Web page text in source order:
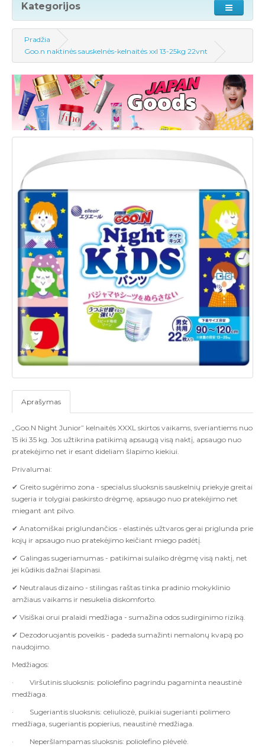
Kategorijos
Pradžia
Goo.n naktinės sauskelnės-kelnaitės xxl 13-25kg 22vnt
Aprašymas
„Goo.N Night Junior” kelnaitės XXXL skirtos vaikams, sveriantiems nuo
15 iki 35 kg. Jos užtikrina patikimą apsaugą visą naktį, apsaugo nuo
pratekėjimo net ir esant dideliam šlapimo kiekiui.
Privalumai:
✔ Greito sugėrimo zona - specialus sluoksnis sauskelnių priekyje greitai
sugeria ir tolygiai paskirsto drėgmę, apsaugo nuo pratekėjimo net
miegant ant pilvo.
✔ Anatomiškai priglundančios - elastinės užtvaros gerai priglunda prie
kojų ir apsaugo nuo pratekėjimo keičiant miego padėtį.
✔ Galingas sugeriamumas - patikimai sulaiko drėgmę visą naktį, net
jei kūdikis dažnai šlapinasi.
✔ Neutralaus dizaino - stilingas raštas tinka pradinio mokyklinio
amžiaus vaikams ir nesukelia diskomforto.
✔ Visiškai orui pralaidi medžiaga - sumažina odos sudirginimo riziką.
✔ Dezodoruojantis poveikis - padeda sumažinti nemalonų kvapą po
naudojimo.
Medžiagos:
·
Viršutinis sluoksnis: poliolefino pagrindu pagaminta neaustinė
medžiaga.
·
Sugeriantis sluoksnis: celiuliozė, puikiai sugerianti polimero
medžiaga, sugeriantis popierius, neaustinė medžiaga.
·
Neperšlampamas sluoksnis: poliolefino plėvelė.